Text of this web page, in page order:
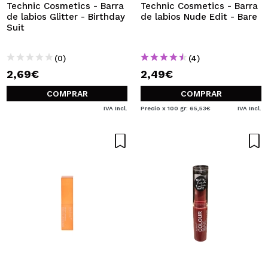
Technic Cosmetics - Barra
de labios Glitter - Birthday
Suit
(0)
2,69€
COMPRAR
IVA Incl.
Technic Cosmetics - Barra
de labios Nude Edit - Bare
(4)
2,49€
COMPRAR
Precio x 100 gr: 65,53€ IVA Incl.